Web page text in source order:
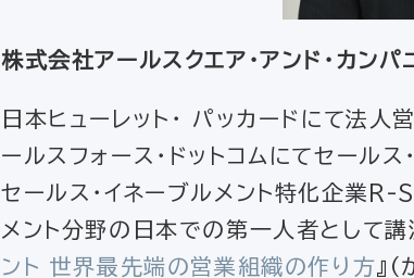
株式会社アールスクエア・アンド・カ
日本ヒューレット・ パッカードにて法人
ールスフォース・ドットコムにてセール
セールス・イネーブルメント特化企
メント分野の日本での第一人者として講
ント 世界最先端の営業組織の作り方 』